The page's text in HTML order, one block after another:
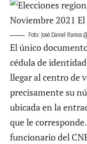
Foto: José Daniel Ramos
El único
cédula de
llegar al centro de
precisamente su
ubicada en la
que le
funcionario del